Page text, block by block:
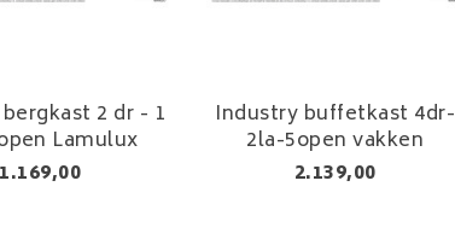
2 dr - 1
Lamulux
1.169,00
Industry buffetkast 4dr-
2la-5open vakken
2.139,00